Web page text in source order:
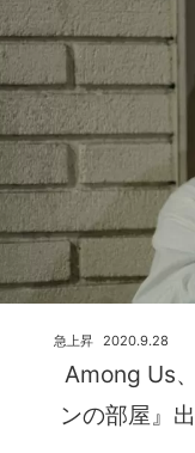
Among Us
ンの部屋』
2020.9.28
急上昇